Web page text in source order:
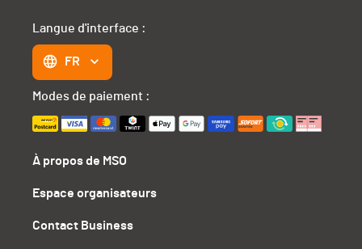
À propos de MSO
Espace organisateurs
Contact Business
Langue d'interface :
FR
Modes de paiement :